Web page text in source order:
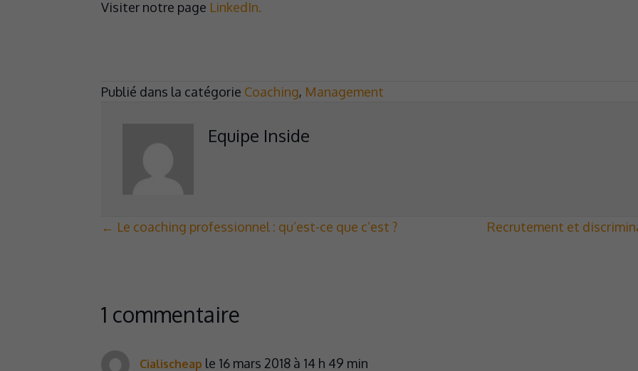
Visiter notre page LinkedIn.
Publié dans la catégorie Coaching, Management
Equipe Inside
Posts
← Le coaching professionnel : qu’est-ce que c’est ?
Recrutement et
1 commentaire
Cialischeap le 16 mars 2018 à 14 h 49 min